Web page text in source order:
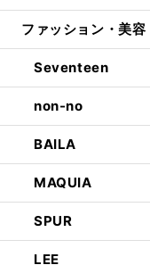
ファッション・美容
Seventeen
non-no
BAILA
MAQUIA
SPUR
LEE